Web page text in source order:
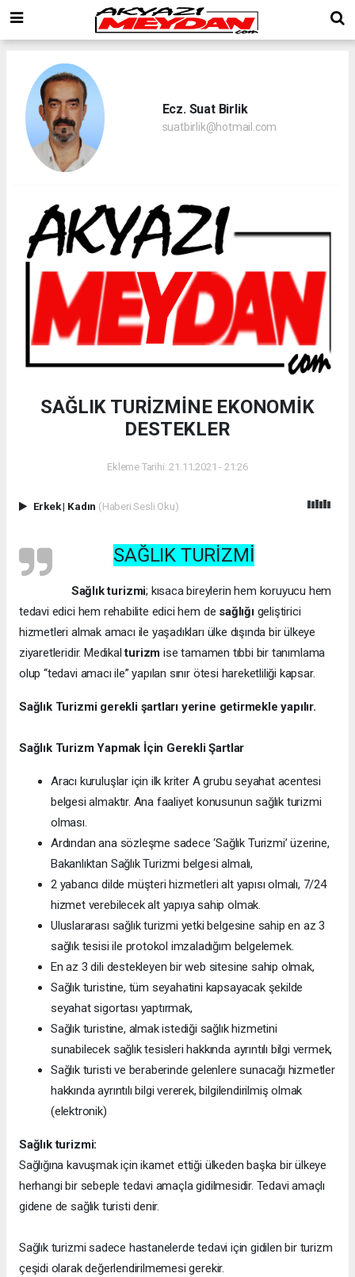
Ecz. Suat Birlik
suatbirlik@hotmail.com
SAĞLIK TURİZMİNE EKONOMİK
DESTEKLER
Ekleme Tarihi: 21.11.2021 - 21:26
Erkek| Kadın (Haberi Sesli Oku)
SAĞLIK TURİZMİ
Sağlık turizmi; kısaca bireylerin hem koruyucu hem
tedavi edici hem rehabilite edici hem de sağlığıgeliştirici
hizmetleri almak amacı ile yaşadıkları ülke dışında bir ülkeye
ziyaretleridir. Medikalturizm ise tamamen tıbbi bir tanımlama
olup “tedavi amacı ile” yapılan sınır ötesi hareketliliği kapsar.
Sağlık Turizmi gerekli şartları yerine getirmekle yapılır.
Sağlık Turizm Yapmak İçin Gerekli Şartlar
Aracı kuruluşlar için ilk kriter A grubu seyahat acentesi
belgesi almaktır. Ana faaliyet konusunun sağlık turizmi
olması.
Ardından ana sözleşme sadece ‘Sağlık Turizmi’ üzerine,
Bakanlıktan Sağlık Turizmi belgesi almalı,
2 yabancı dilde müşteri hizmetleri alt yapısı olmalı, 7/24
hizmet verebilecek alt yapıya sahip olmak.
Uluslararası sağlık turizmi yetki belgesine sahip en az 3
sağlık tesisi ile protokol imzaladığım belgelemek.
En az 3 dili destekleyen bir web sitesine sahip olmak,
Sağlık turistine, tüm seyahatini kapsayacak şekilde
seyahat sigortası yaptırmak,
Sağlık turistine, almak istediği sağlık hizmetini
sunabilecek sağlık tesisleri hakkında ayrıntılı bilgi vermek,
Sağlık turisti ve beraberinde gelenlere sunacağı hizmetler
hakkında ayrıntılı bilgi vererek, bilgilendirilmiş olmak
(elektronik)
Sağlık turizmi:
Sağlığına kavuşmak için ikamet ettiği ülkeden başka bir ülkeye
herhangi bir sebeple tedavi amaçla gidilmesidir. Tedavi amaçlı
gidene de sağlık turisti denir.
Sağlık turizmi sadece hastanelerde tedavi için gidilen bir turizm
çeşidi olarak değerlendirilmemesi gerekir.